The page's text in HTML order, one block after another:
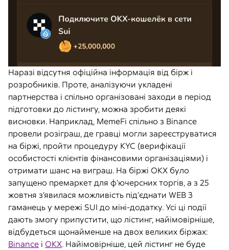
Наразі відсутня офіційна інформація від бірж і
розробників. Проте, аналізуючи укладені
партнерства і спільно організовані заходи в період
підготовки до лістингу, можна зробити деякі
висновки. Наприклад, MemeFi спільно з Binance
провели розіграш, де гравці могли зареєструватися
на біржі, пройти процедуру KYC (верифікації
особистості клієнтів фінансовими організаціями) і
отримати шанс на виграш. На біржі OKX було
запущено премаркет для ф’ючерсних торгів, а з 25
жовтня з’явилася можливість під’єднати WEB 3
гаманець у мережі SUI до міні-додатку. Усі ці події
дають змогу припустити, що лістинг, найімовірніше,
відбудеться щонайменше на двох великих біржах:
Binance і OKX. Найімовірніше, цей лістинг не буде